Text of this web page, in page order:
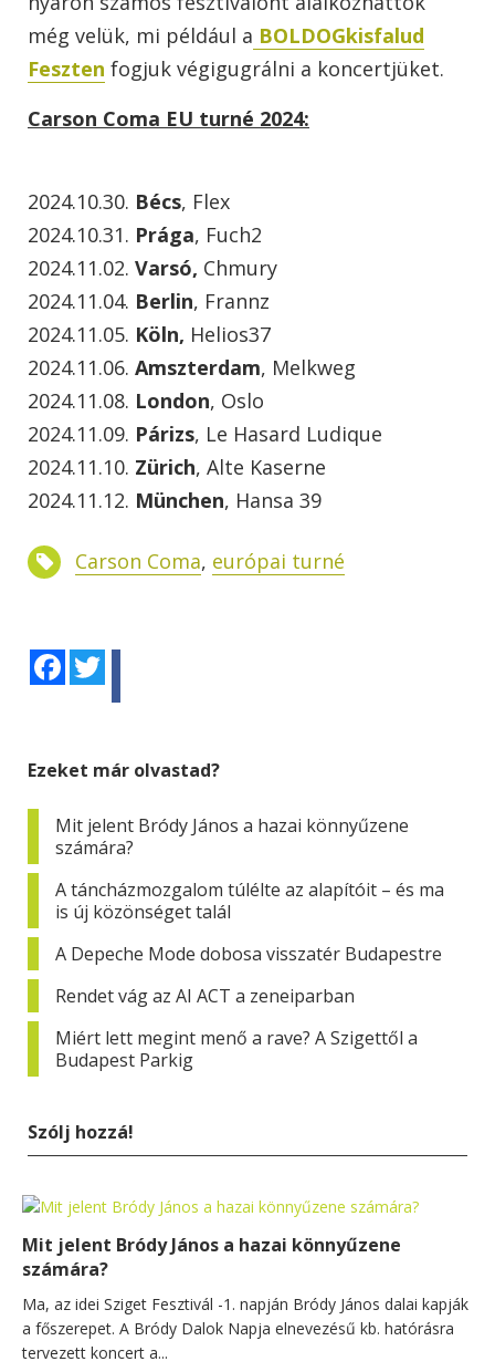
még velük, mi például a BOLDOGkisfalud
Feszten fogjuk végigugrálni a koncertjüket.
Carson Coma EU turné 2024:
2024.10.30. Bécs, Flex
2024.10.31. Prága, Fuch2
2024.11.02. Varsó, Chmury
2024.11.04. Berlin, Frannz
2024.11.05. Köln, Helios37
2024.11.06. Amszterdam, Melkweg
2024.11.08. London, Oslo
2024.11.09. Párizs, Le Hasard Ludique
2024.11.10. Zürich, Alte Kaserne
2024.11.12. München, Hansa 39
Carson Coma, európai turné
Facebook
Ezeket már olvastad?
Mit jelent Bródy János a hazai könnyűzene
számára?
A táncházmozgalom túlélte az alapítóit – és ma
is új közönséget talál
A Depeche Mode dobosa visszatér Budapestre
Rendet vág az AI ACT a zeneiparban
Miért lett megint menő a rave? A Szigettől a
Budapest Parkig
Szólj hozzá!
Mit jelent Bródy János a hazai könnyűzene
számára?
Ma, az idei Sziget Fesztivál -1. napján Bródy János dalai kapják
a főszerepet. A Bródy Dalok Napja elnevezésű kb. hatórásra
tervezett koncert a...